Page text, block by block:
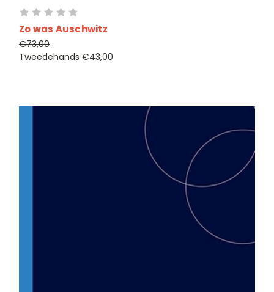
Zo was Auschwitz
€73,00
Tweedehands €43,00